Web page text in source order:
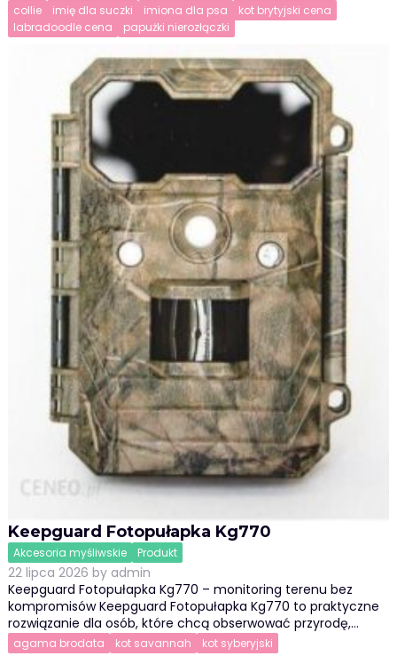
collie imię dla suczki imiona dla psa
kot brytyjski cena
labradoodle cena
papużki nierozłączki
Keepguard Fotopułapka Kg770
Akcesoria myśliwskie Produkt
22 lipca 2026 by admin
Keepguard Fotopułapka Kg770 – monitoring terenu bez
kompromisów Keepguard Fotopułapka Kg770 to praktyczne
rozwiązanie dla osób, które chcą obserwować przyrodę,…
agama brodata kot savannah kot syberyjski